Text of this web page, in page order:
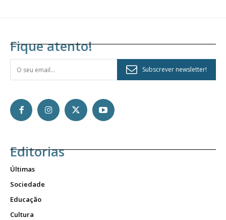
Fique atento!
Subscrever newsletter!
Editorias
Últimas
Sociedade
Educação
Cultura